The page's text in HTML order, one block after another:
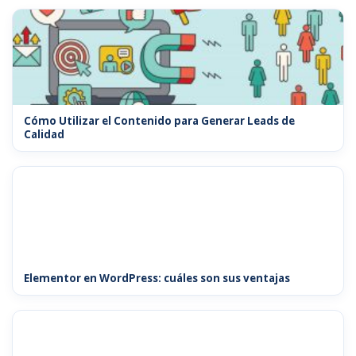
Cómo Utilizar el Contenido para Generar Leads de
Calidad
Elementor en WordPress: cuáles son sus ventajas